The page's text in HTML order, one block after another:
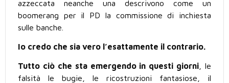
azzeccata neanche una descrivono come un
boomerang per il PD la commissione di inchiesta
sulle banche.
Io credo che sia vero l’esattamente il contrario.
Tutto ciò che sta emergendo in questi giorni , le
falsità le bugie, le ricostruzioni fantasiose, il